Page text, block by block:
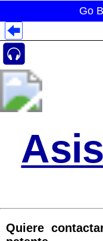
Go
Quiere
Despliegues
Despliegues
Despliegues por